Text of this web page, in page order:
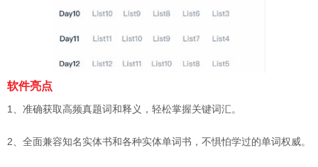
软件亮点
1、准确获取高频真题词和释义，轻松掌握关键词汇。
2、全面兼容知名实体书和各种实体单词书，不惧怕学过的单词权威。